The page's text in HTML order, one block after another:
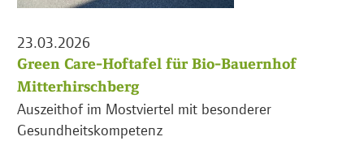
23.03.2026
Green Care-Hoftafel für Bio-Bauernhof
Mitterhirschberg
Auszeithof im Mostviertel mit besonderer
Gesundheitskompetenz